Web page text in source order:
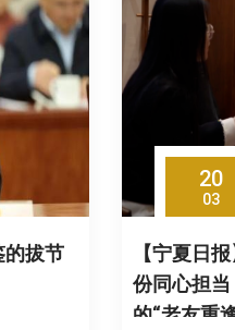
的拔节
20
03
【宁夏日报】@两
份同心担
的“老友重